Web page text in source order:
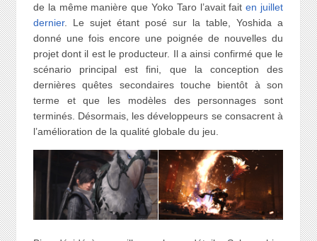
de la même manière que Yoko Taro l’avait faiten juillet
dernier. Le sujet étant posé sur la table, Yoshida a
donné une fois encore une poignée de nouvelles du
projet dont il est le producteur. Il a ainsi confirmé que le
scénario principal est fini, que la conception des
dernières quêtes secondaires touche bientôt à son
terme et que les modèles des personnages sont
terminés. Désormais, les développeurs se consacrent à
l’amélioration de la qualité globale du jeu.